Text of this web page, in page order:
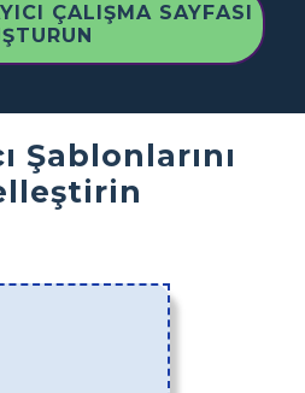
ÇALIŞMA SAYFASI
Şablonlarını